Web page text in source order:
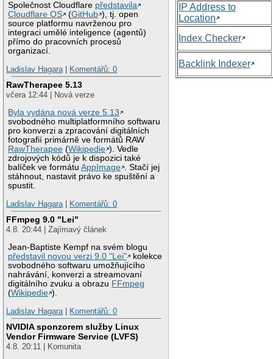
Společnost Cloudflare představila
Cloudflare OS
(GitHub ), tj. open
source platformu navrženou pro
integraci umělé inteligence (agentů)
přímo do pracovních procesů
organizací.
Ladislav Hagara
Komentářů: 0
RawTherapee 5.13
včera 12:44 | Nová verze
Byla vydána nová verze 5.13
svobodného multiplatformního softwaru
pro konverzi a zpracování digitálních
fotografií primárně ve formátů RAW
RawTherapee (Wikipedie ). Vedle
zdrojových kódů je k dispozici také
balíček ve formátuAppImage . Stačí jej
stáhnout, nastavit právo ke spuštění a
spustit.
Ladislav Hagara
Komentářů: 0
FFmpeg 9.0 "Lei"
4.8. 20:44 | Zajímavý článek
Jean-Baptiste Kempf na svém blogu
představil novou verzi 9.0 "Lei"
kolekce
svobodného softwaru umožňujícího
nahrávání, konverzi a streamovaní
digitálního zvuku a obrazu FFmpeg
(Wikipedie ).
Ladislav Hagara
Komentářů: 0
NVIDIA sponzorem služby Linux
Vendor Firmware Service (LVFS)
4.8. 20:11 | Komunita
IP Address to
Location
Index Checker
Backlink Indexer